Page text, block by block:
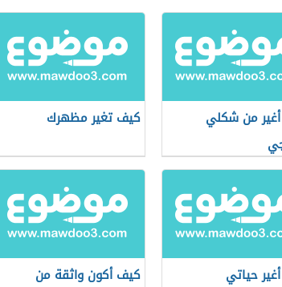
من شكلي
كيف تغير مظهرك
حياتي
كيف أكون واثقة من